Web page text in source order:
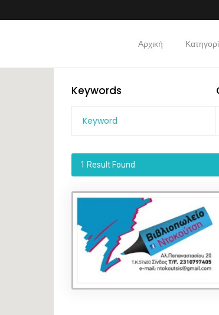
Αρχική
Keywords
1 Result Found